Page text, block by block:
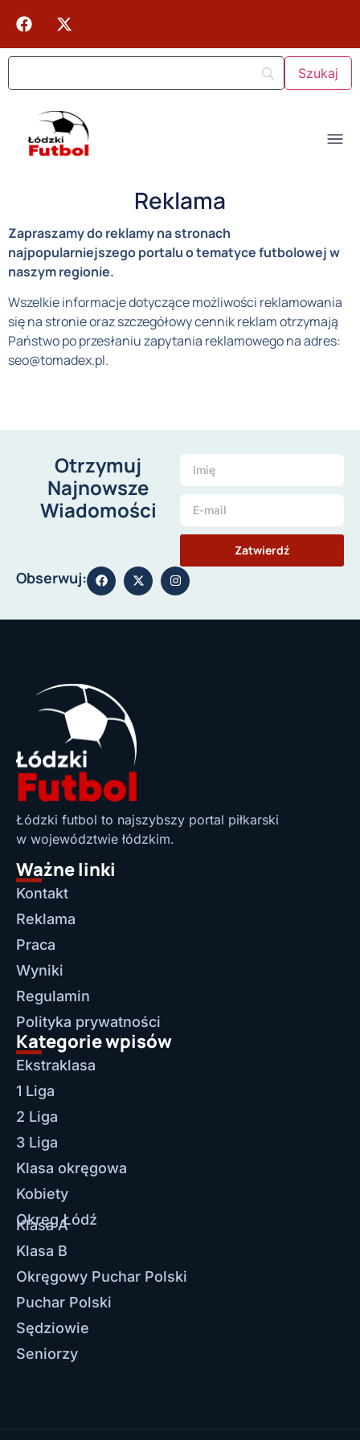
Reklama
Zapraszamy do reklamy na stronach
najpopularniejszego portalu o tematyce futbolowej w
naszym regionie.
Wszelkie informacje dotyczące możliwości reklamowania
się na stronie oraz szczegółowy cennik reklam otrzymają
Państwo po przesłaniu zapytania reklamowego na adres:
seo@tomadex.pl.
Otrzymuj
Najnowsze
Wiadomości
Zatwierdź
Obserwuj:
Łódzki futbol to najszybszy portal piłkarski
w województwie łódzkim.
Ważne linki
Kontakt
Reklama
Praca
Wyniki
Regulamin
Polityka prywatności
Kategorie wpisów
Ekstraklasa
1 Liga
2 Liga
3 Liga
Klasa okręgowa
Kobiety
Okręg Łódź
Klasa A
Klasa B
Okręgowy Puchar Polski
Puchar Polski
Sędziowie
Seniorzy